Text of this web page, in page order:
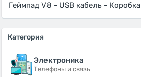
Геймпад V8 - USB кабель - Коробка
Категория
Электроника
Телефоны и связь